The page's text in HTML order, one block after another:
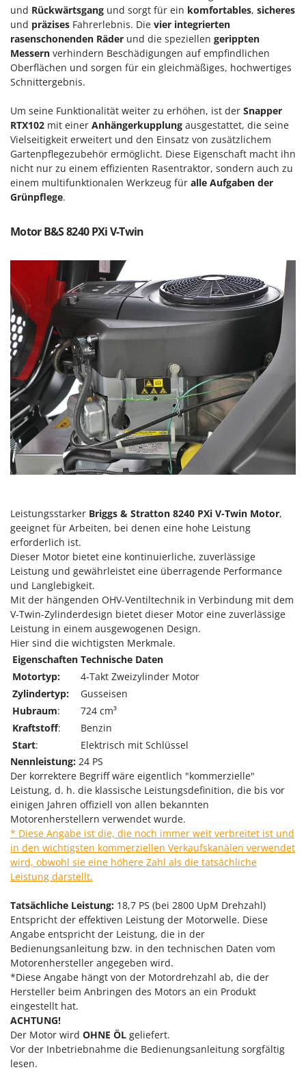
Rührtöpfe mit Elektrischem Rührwerk
Rupfmaschinen
S
Sämaschinen und Düngerstreuer
Scheibenpflüge
Schneefräsen
Schneeräumer
Schrotmühlen - elektrisch
Schwader für Traktoren
Schweißgeräte
Seilwinden - Motorseilwinden
Sichelmulcher für Traktoren
Sortierer für Oliven
Sprühgeräte für Pflanzenbehandlung
Stäubegeräte für Traktor
Staubsauger - Elektrobesen
T
Teppichreiniger und Teppichbodenreiniger
Thermische und mechanische Unkrautbrenner
Tomatenpressen
Tragbare Powerstationen
Traktor-Heckenscheren mit Ausleger
U
Umfüllpumpen
Umkehrfräsen
V
Vakuumiergeräte
Vertikutierer
Vogelscheuchen - Vogelabwehr
W
Wasserpumpen
Wasserpumpen für Traktoren
Wein- und Obstpressen
Wein- und Ölschichtenfilter
Weitere Produkte
Wiesenwalzen für Traktor
Wippsägen
Wurstfüller
Z
Zerstäuber
Zinkeneggen
Zubehör für Rasentraktoren
GreenBay
Greenworks
GRIFO
GVS
H
Hailo
Helvi
Henx
HiKOKI
Il-Tec
Imperia
Infaco
Intec
Intex
Iseki
Italyco
ITM
J JOLLY ITALIA
Karcher
Kasco
Kemper
Kenwood
Keter
KitchenAid
Komo
L
Laica
Lampacrescia - MGM
Landxcape
LAR Casalinghi
Lavor
Linea VZ
Lisam
Lotusgrill
M
M.A.I.BO.
Macte Ovens
Makita
MAMMAMIA
Marcato
Marina Systems
Master
Mastercook
McCulloch
und Rückwärtsgang und sorgt für ein komfortables, sicheres
und präzises Fahrerlebnis. Die vier integrierten
rasenschonenden Räder und die speziellen gerippten
Messern verhindern Beschädigungen auf empfindlichen
Oberflächen und sorgen für ein gleichmäßiges, hochwertiges
Schnittergebnis.
Um seine Funktionalität weiter zu erhöhen, ist der Snapper
RTX102 mit einer Anhängerkupplung ausgestattet, die seine
Vielseitigkeit erweitert und den Einsatz von zusätzlichem
Gartenpflegezubehör ermöglicht. Diese Eigenschaft macht ihn
nicht nur zu einem effizienten Rasentraktor, sondern auch zu
einem multifunktionalen Werkzeug für alle Aufgaben der
Grünpflege.
Motor B&S 8240 PXi V-Twin
Leistungsstarker Briggs & Stratton 8240 PXi V-Twin Motor,
geeignet für Arbeiten, bei denen eine hohe Leistung
erforderlich ist.
Dieser Motor bietet eine kontinuierliche, zuverlässige
Leistung und gewährleistet eine überragende Performance
und Langlebigkeit.
Mit der hängenden OHV-Ventiltechnik in Verbindung mit dem
V-Twin-Zylinderdesign bietet dieser Motor eine zuverlässige
Leistung in einem ausgewogenen Design.
Hier sind die wichtigsten Merkmale.
Eigenschaften Technische Daten
Motortyp:
4-Takt Zweizylinder Motor
Zylindertyp:
Gusseisen
Hubraum:
724 cm³
Kraftstoff:
Benzin
Start:
Elektrisch mit Schlüssel
Nennleistung: 24 PS
Der korrektere Begriff wäre eigentlich "kommerzielle"
Leistung, d. h. die klassische Leistungsdefinition, die bis vor
einigen Jahren offiziell von allen bekannten
Motorenherstellern verwendet wurde.
* Diese Angabe ist die, die noch immer weit verbreitet ist und
in den wichtigsten kommerziellen Verkaufskanälen verwendet
wird, obwohl sie eine höhere Zahl als die tatsächliche
Leistung darstellt.
Tatsächliche Leistung: 18,7 PS (bei 2800 UpM Drehzahl)
Entspricht der effektiven Leistung der Motorwelle. Diese
Angabe entspricht der Leistung, die in der
Bedienungsanleitung bzw. in den technischen Daten vom
Motorenhersteller angegeben wird.
*Diese Angabe hängt von der Motordrehzahl ab, die der
Hersteller beim Anbringen des Motors an ein Produkt
eingestellt hat.
ACHTUNG!
Der Motor wird OHNE ÖL geliefert.
Vor der Inbetriebnahme die Bedienungsanleitung sorgfältig
lesen.